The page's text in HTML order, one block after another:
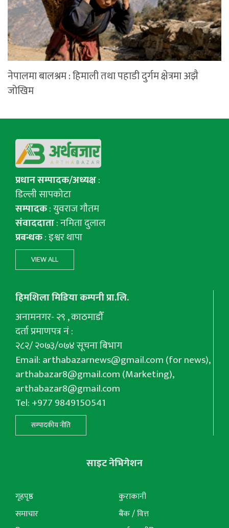
नेपालमा बालश्रम : हिमाली तथा पहाडी दुर्गम क्षेत्रमा अझै
जोखिम
प्रधान सम्पादक/अध्यक्ष:
डिल्ली सापकोटा
सम्पादक: युवराज गाैतम
संवाददाता: नमिता दुलाल
प्रबन्धक: इश्वर थापा
VIEW ALL
हिमशिला मिडिया कम्पनी प्रा.लि.
अनामनगर- २९ , काठमाडौँ
दर्ता प्रमाणपत्र नं :
२८२/ २०७३/०७४ सूचना बिभाग
Email:arthabazarnews@gmail.com(for news),
arthabazar8@gmail.com(Marketing),
arthabazar8@gmail.com
Tel: +977 9849150541
सम्पादकीय नीति
साइट नेभिगेशन
गृहपृष्ठ
समाचार
कुराकानी
बैंक / वित्त